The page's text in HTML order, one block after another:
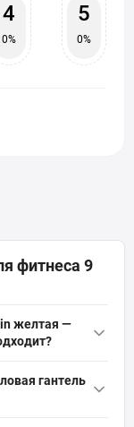
4
0%
5
0%
фитнеса 9
желтая —
гантель